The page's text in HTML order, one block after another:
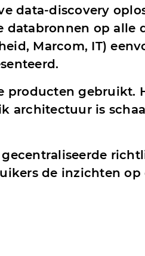
data-discovery
op alle
Marcom, IT)
producten gebruikt.
architectuur is
de inzichten op